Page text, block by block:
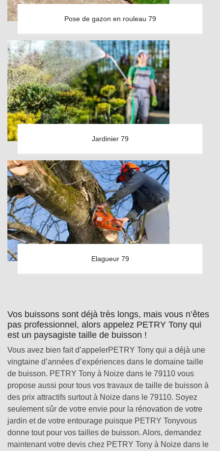
Pose de gazon en rouleau 79
Jardinier 79
Elagueur 79
Vos buissons sont déjà très longs, mais vous n’êtes
pas professionnel, alors appelez PETRY Tony qui
est un paysagiste taille de buisson !
Vous avez bien fait d’appelerPETRY Tony qui a déjà une
vingtaine d’années d’expériences dans le domaine taille
de buisson. PETRY Tony à Noize dans le 79110 vous
propose aussi pour tous vos travaux de taille de buisson à
des prix attractifs surtout à Noize dans le 79110. Soyez
seulement sûr de votre envie pour la rénovation de votre
jardin et de votre entourage puisque PETRY Tonyvous
donne tout pour vos tailles de buisson. Alors, demandez
maintenant votre devis chez PETRY Tony à Noize dans le